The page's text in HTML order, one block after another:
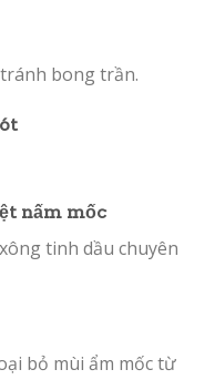
bong trần.
nấm mốc
tinh dầu chuyên
bỏ mùi ẩm mốc từ